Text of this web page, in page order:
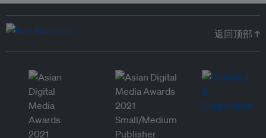
返回顶部 ↑